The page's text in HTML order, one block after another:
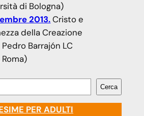
di Bologna)
2013. Cristo e
della Creazione
Pedro Barrajón LC
Roma)
Cerca
PER ADULTI